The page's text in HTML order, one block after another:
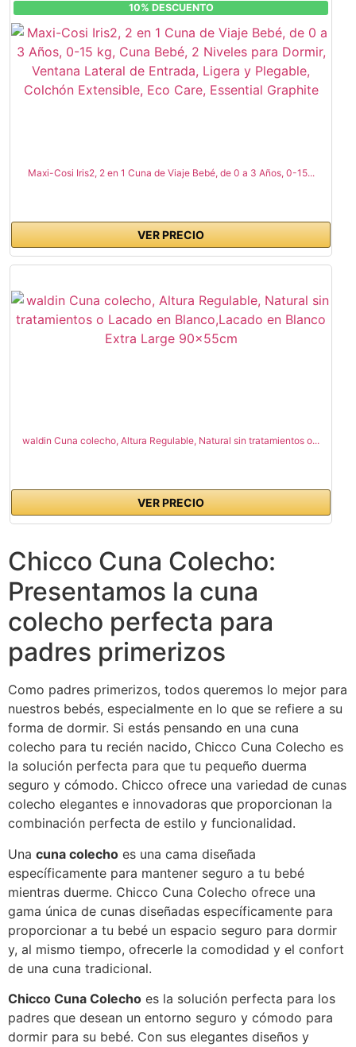
10% DESCUENTO
Maxi-Cosi Iris2, 2 en 1 Cuna de Viaje Bebé, de 0 a 3 Años, 0-15...
VER PRECIO
waldin Cuna colecho, Altura Regulable, Natural sin tratamientos o...
VER PRECIO
Chicco Cuna Colecho:
Presentamos la cuna
colecho perfecta para
padres primerizos
Como padres primerizos, todos queremos lo mejor para
nuestros bebés, especialmente en lo que se refiere a su
forma de dormir. Si estás pensando en una cuna
colecho para tu recién nacido, Chicco Cuna Colecho es
la solución perfecta para que tu pequeño duerma
seguro y cómodo. Chicco ofrece una variedad de cunas
colecho elegantes e innovadoras que proporcionan la
combinación perfecta de estilo y funcionalidad.
Una cuna colecho es una cama diseñada
específicamente para mantener seguro a tu bebé
mientras duerme. Chicco Cuna Colecho ofrece una
gama única de cunas diseñadas específicamente para
proporcionar a tu bebé un espacio seguro para dormir
y, al mismo tiempo, ofrecerle la comodidad y el confort
de una cuna tradicional.
Chicco Cuna Colecho es la solución perfecta para los
padres que desean un entorno seguro y cómodo para
dormir para su bebé. Con sus elegantes diseños y